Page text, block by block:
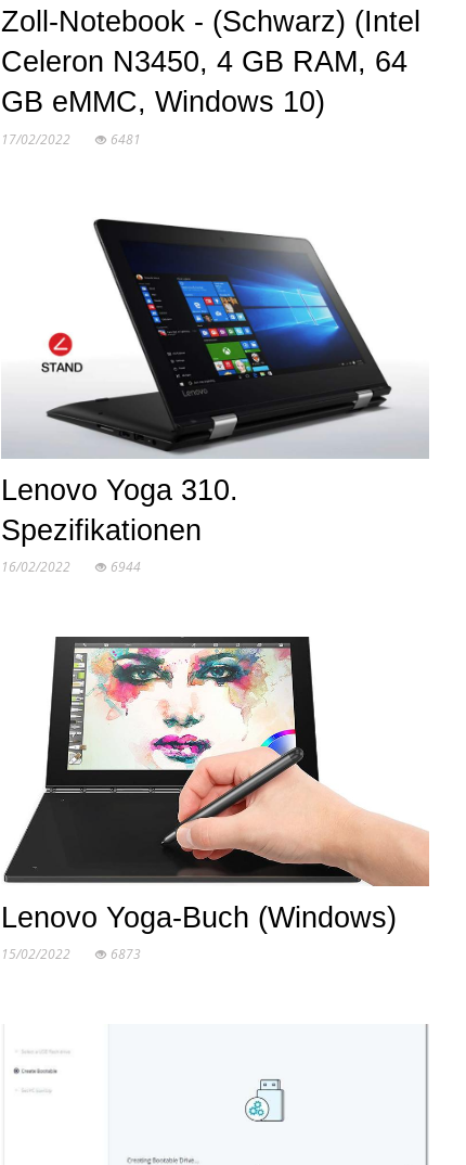
Zoll-Notebook - (Schwarz) (Intel
Celeron N3450, 4 GB RAM, 64
GB eMMC, Windows 10)
17/02/2022 6481
Lenovo Yoga 310.
Spezifikationen
16/02/2022 6944
Lenovo Yoga-Buch (Windows)
15/02/2022 6873